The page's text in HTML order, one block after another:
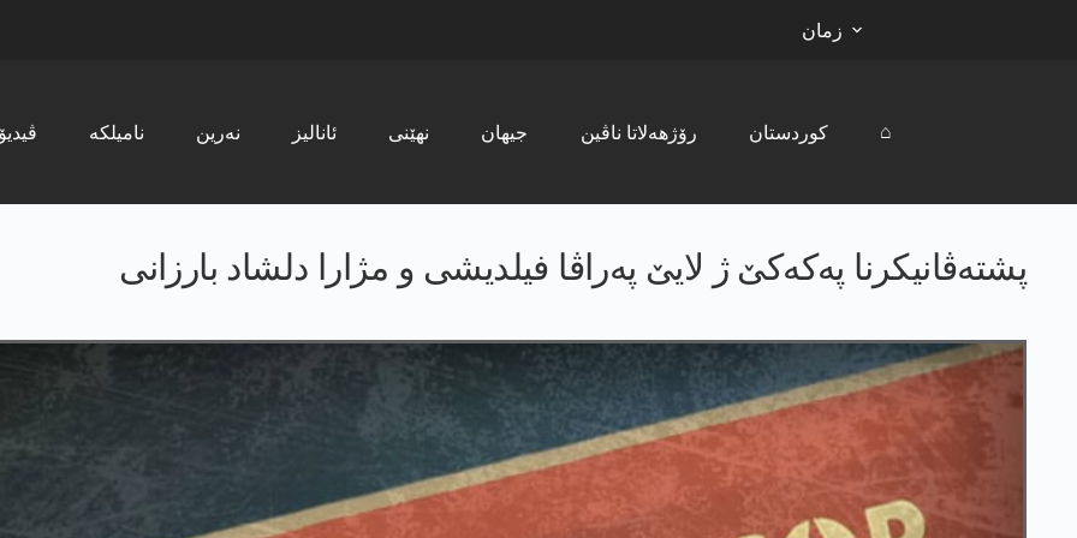
زمان
ڤیدیۆ نامیلکە نەرین ئانالیز نھێنی جیھان رۆژھەلاتا ناڤین کوردستان ⌂
پشتەڤانیکرنا پەکەکێ ژ لایێ پەراڤا فیلدیشی و مژارا دلشاد بارزانی